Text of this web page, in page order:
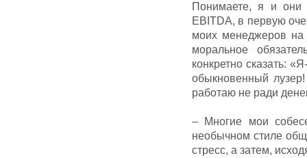
Понимаете, я и
EBITDA, в первую
моих менеджеров на
моральное
конкретно сказать:
обыкновенный
работаю не ради
– Многие мои
необычном стиле
стресс, а затем,